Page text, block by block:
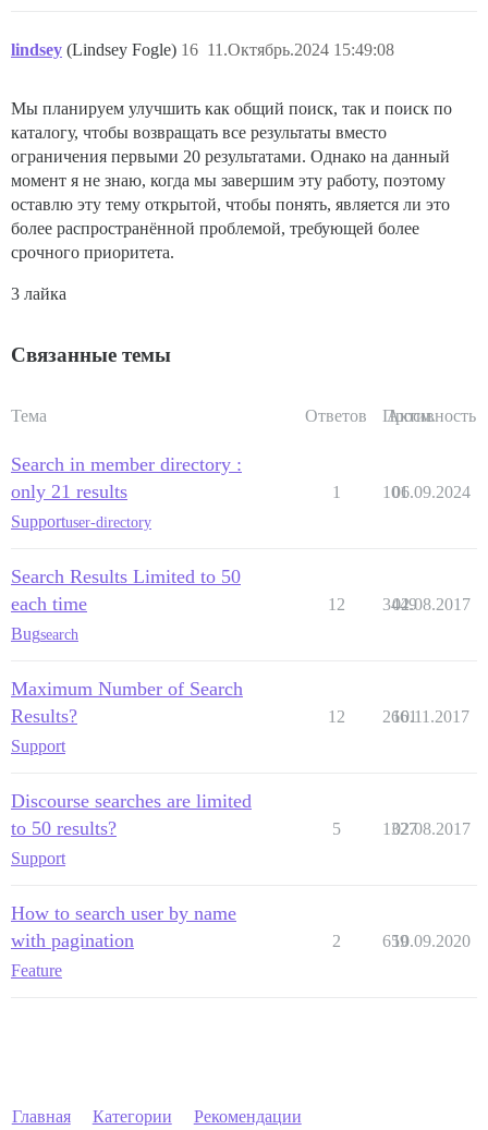
lindsey (Lindsey Fogle) 11.Октябрь.2024 15:49:08
16
Мы планируем улучшить как общий поиск, так и поиск по
каталогу, чтобы возвращать все результаты вместо
ограничения первыми 20 результатами. Однако на данный
момент я не знаю, когда мы завершим эту работу, поэтому
оставлю эту тему открытой, чтобы понять, является ли это
более распространённой проблемой, требующей более
срочного приоритета.
3 лайка
Связанные темы
Тема Ответов Просм.
Активность
Search in member directory :
only 21 results
Supportuser-directory
1 101
06.09.2024
Search Results Limited to 50
each time
Bugsearch
12 3449
02.08.2017
Maximum Number of Search
Results?
Support
12 2661
10.11.2017
Discourse searches are limited
to 50 results?
Support
5 1327
02.08.2017
How to search user by name
with pagination
Feature
2 659
10.09.2020
Главная Категории Рекомендации